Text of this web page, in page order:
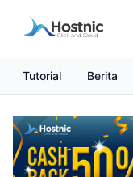
Tutorial Berita